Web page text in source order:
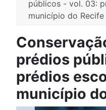
públicos - vol. 03:
município do Recife
prédios
prédios
município